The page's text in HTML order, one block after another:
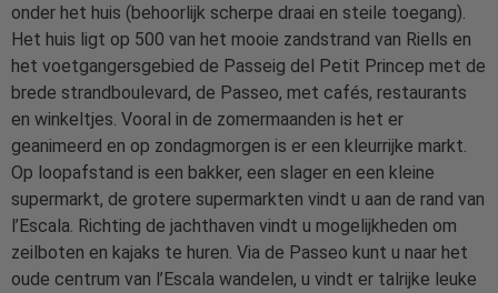
onder het huis (behoorlijk scherpe draai en steile toegang).
Het huis ligt op 500 van het mooie zandstrand van Riells en
het voetgangersgebied de Passeig del Petit Princep met de
brede strandboulevard, de Passeo, met cafés, restaurants
en winkeltjes. Vooral in de zomermaanden is het er
geanimeerd en op zondagmorgen is er een kleurrijke markt.
Op loopafstand is een bakker, een slager en een kleine
supermarkt, de grotere supermarkten vindt u aan de rand van
l’Escala. Richting de jachthaven vindt u mogelijkheden om
zeilboten en kajaks te huren. Via de Passeo kunt u naar het
oude centrum van l’Escala wandelen, u vindt er talrijke leuke